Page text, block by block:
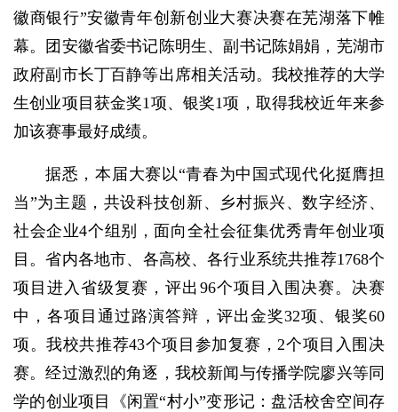
徽商银行”安徽青年创新创业大赛决赛在芜湖落下帷
幕。团安徽省委书记陈明生、副书记陈娟娟，芜湖市
政府副市长丁百静等出席相关活动。我校推荐的大学
生创业项目获金奖1项、银奖1项，取得我校近年来参
加该赛事最好成绩。
据悉，本届大赛以“青春为中国式现代化挺膺担
当”为主题，共设科技创新、乡村振兴、数字经济、
社会企业4个组别，面向全社会征集优秀青年创业项
目。省内各地市、各高校、各行业系统共推荐1768个
项目进入省级复赛，评出96个项目入围决赛。决赛
中，各项目通过路演答辩，评出金奖32项、银奖60
项。我校共推荐43个项目参加复赛，2个项目入围决
赛。经过激烈的角逐，我校新闻与传播学院廖兴等同
学的创业项目《闲置“村小”变形记：盘活校舍空间存